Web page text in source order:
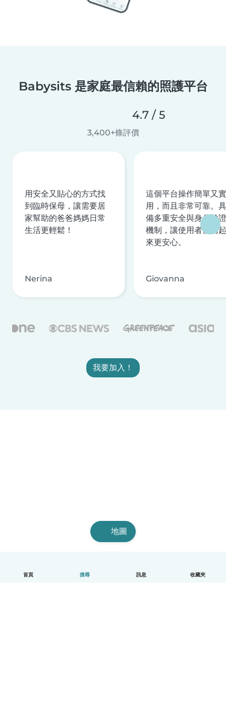
首頁 搜尋 訊息 收藏夾
Babysits 是家庭最信賴的照護平台
4.7 / 5
3,400+條評價
用安全又貼心的方式找
到臨時保母，讓需要居
家幫助的爸爸媽媽日常
生活更輕鬆！
Nerina
這個平台操作簡單又實
用，而且非常可靠。具
備多重安全與身分驗證
機制，讓使用者使用起
來更安心。
Giovanna
我要加入！
地圖